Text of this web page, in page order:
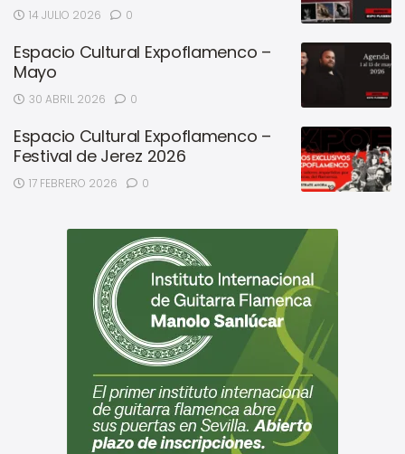
14 JULIO 2026 0
Espacio Cultural Expoflamenco –
Mayo
30 ABRIL 2026 0
Espacio Cultural Expoflamenco –
Festival de Jerez 2026
17 FEBRERO 2026 0